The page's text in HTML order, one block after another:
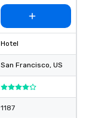
Hotel
San Francisco, US
1187